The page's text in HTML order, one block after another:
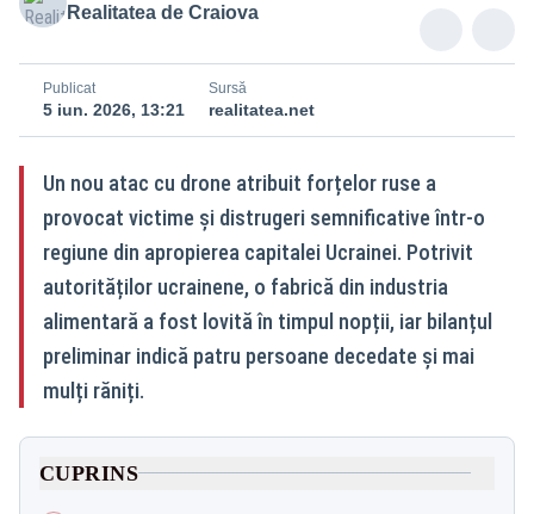
Realitatea de Craiova
Publicat
5 iun. 2026, 13:21
Sursă
realitatea.net
Un nou atac cu drone atribuit forțelor ruse a
provocat victime și distrugeri semnificative într-o
regiune din apropierea capitalei Ucrainei. Potrivit
autorităților ucrainene, o fabrică din industria
alimentară a fost lovită în timpul nopții, iar bilanțul
preliminar indică patru persoane decedate și mai
mulți răniți.
CUPRINS